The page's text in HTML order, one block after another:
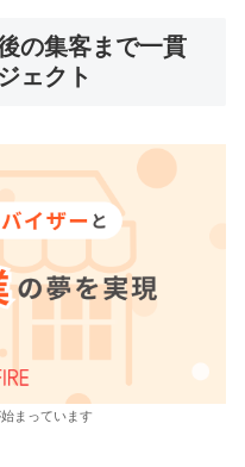
の集客まで一貫
ェクト
まっています